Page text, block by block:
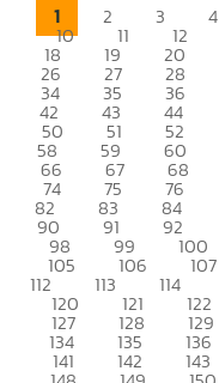
1 2 3 4
10 11 12
18 19 20
26 27 28
34 35 36
42 43 44
50 51 52
58 59 60
66 67 68
74 75 76
82 83 84
90 91 92
98 99 100
105 106 107
112 113 114
120 121 122
127 128 129
134 135 136
141 142 143